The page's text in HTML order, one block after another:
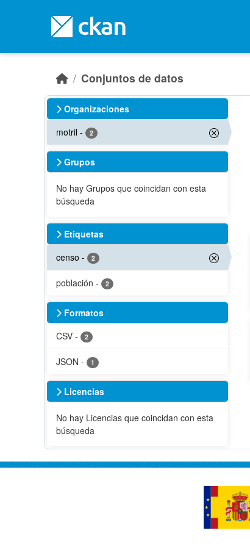
Conjuntos de datos
Organizaciones
motril - 2
Grupos
No hay Grupos que coincidan con esta
búsqueda
Etiquetas
censo - 2
población - 2
Formatos
CSV - 2
JSON - 1
Licencias
No hay Licencias que coincidan con esta
búsqueda